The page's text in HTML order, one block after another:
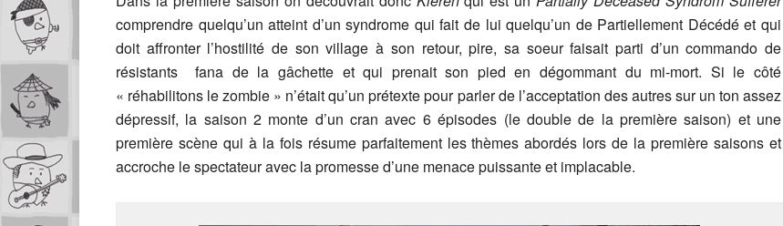
comprendre quelqu’un atteint d’un syndrome qui fait de lui quelqu’un de Partiellement Décédé et qui
doit affronter l’hostilité de son village à son retour, pire, sa soeur faisait parti d’un commando de
résistants fana de la gâchette et qui prenait son pied en dégommant du mi-mort. Si le côté
« réhabilitons le zombie » n’était qu’un prétexte pour parler de l’acceptation des autres sur un ton assez
dépressif, la saison 2 monte d’un cran avec 6 épisodes (le double de la première saison) et une
première scène qui à la fois résume parfaitement les thèmes abordés lors de la première saisons et
accroche le spectateur avec la promesse d’une menace puissante et implacable.